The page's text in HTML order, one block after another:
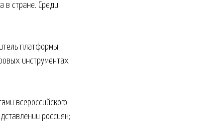
в стране. Среди
платформы
инструментах
всероссийского
россиян;